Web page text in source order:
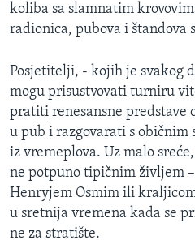
PRATITE NAS
Jezici
koliba sa slamnatim
radionica, pubova i štandova
Posjetitelji, - kojih je svakog
mogu prisustvovati turniru
pratiti renesansne predstave
u pub i razgovarati s običnim
iz vremeplova. Uz malo
ne potpuno tipičnim življem
Henryjem Osmim ili
u sretnija vremena kada se
ne za stratište.